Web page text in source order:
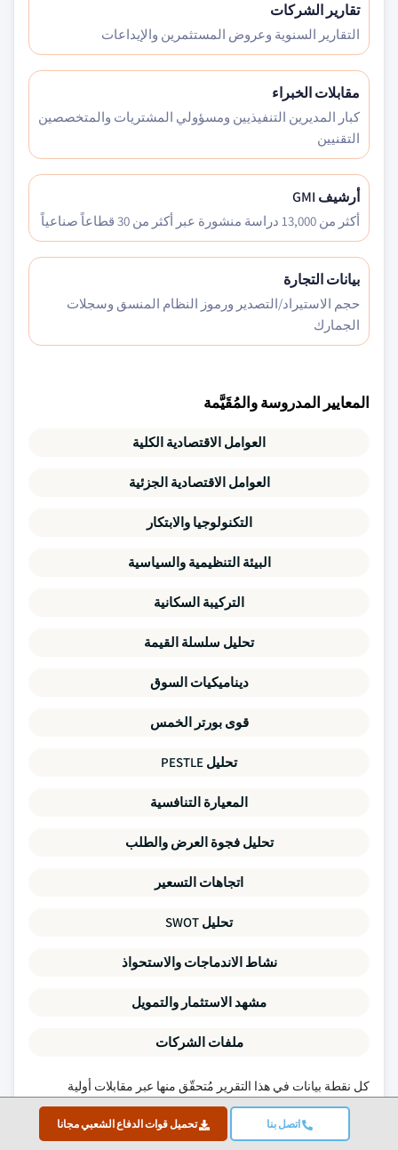
اتصل بنا تحميل قوات الدفاع الشعبي مجانا
تقارير الشركات
التقارير السنوية وعروض المستثمرين والإيداعات
مقابلات الخبراء
كبار المديرين التنفيذيين ومسؤولي المشتريات والمتخصصين
التقنيين
أرشيف GMI
أكثر من 13,000 دراسة منشورة عبر أكثر من 30 قطاعاً صناعياً
بيانات التجارة
حجم الاستيراد/التصدير ورموز النظام المنسق وسجلات
الجمارك
المعايير المدروسة والمُقَيَّمة
العوامل الاقتصادية الكلية
العوامل الاقتصادية الجزئية
التكنولوجيا والابتكار
البيئة التنظيمية والسياسية
التركيبة السكانية
تحليل سلسلة القيمة
ديناميكيات السوق
قوى بورتر الخمس
تحليل PESTLE
المعيارة التنافسية
تحليل فجوة العرض والطلب
اتجاهات التسعير
تحليل SWOT
نشاط الاندماجات والاستحواذ
مشهد الاستثمار والتمويل
ملفات الشركات
كل نقطة بيانات في هذا التقرير مُتحقّق منها عبر مقابلات أولية
ونمذجة تصاعدية حقيقية وفحوص تقاطعي صارمة.اقرأ عن منهجية